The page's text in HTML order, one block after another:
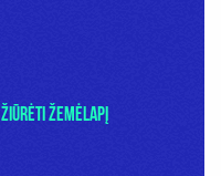
ŽIŪRĖTI ŽEMĖLAPĮ